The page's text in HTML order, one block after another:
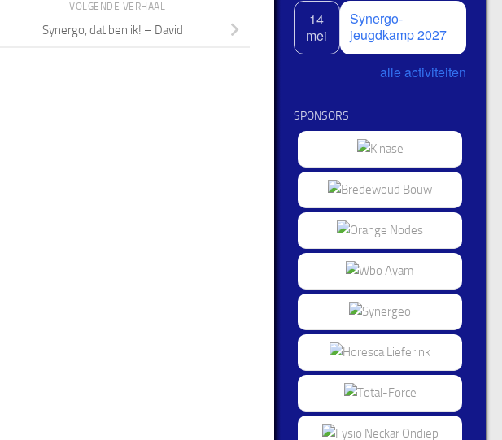
VOLGENDE VERHAAL
Synergo, dat ben ik! – David
14
mei
Synergo-
jeugdkamp 2027
alle activiteiten
SPONSORS